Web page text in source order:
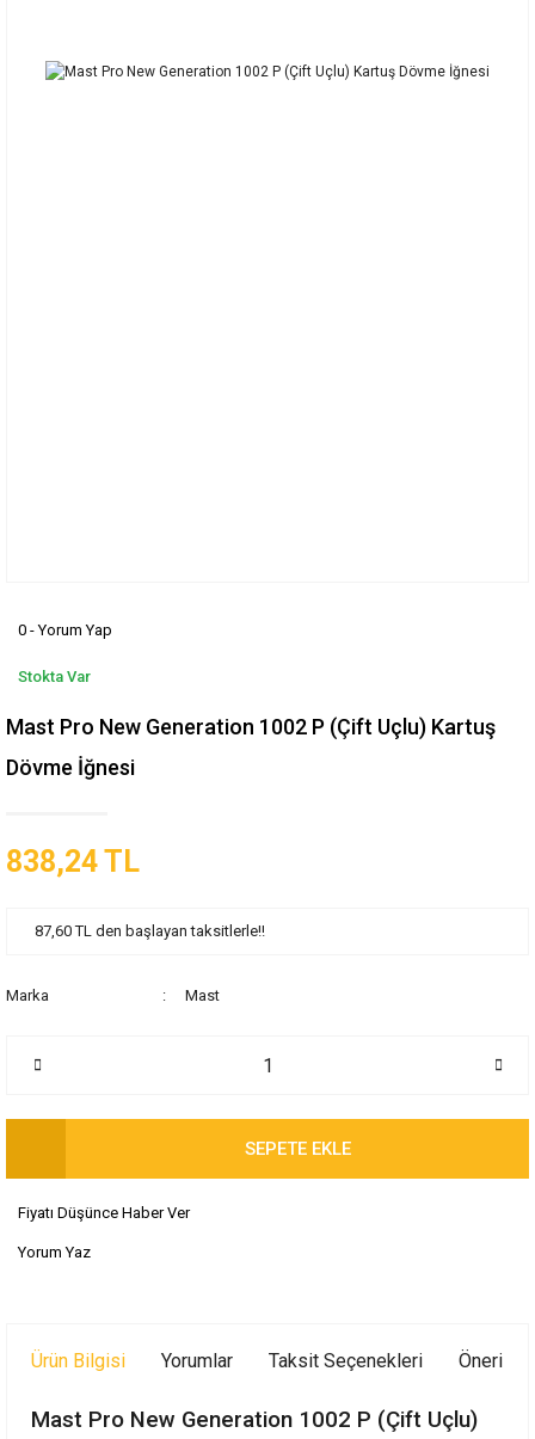
0 - Yorum Yap
Stokta Var
Mast Pro New Generation 1002 P (Çift Uçlu) Kartuş
Dövme İğnesi
838,24 TL
87,60 TL den başlayan taksitlerle!!
Marka Mast
SEPETE EKLE
Fiyatı Düşünce Haber Ver
Yorum Yaz
Ürün Bilgisi Yorumlar Taksit Seçenekleri
Mast Pro New Generation 1002 P (Çift Uçlu)